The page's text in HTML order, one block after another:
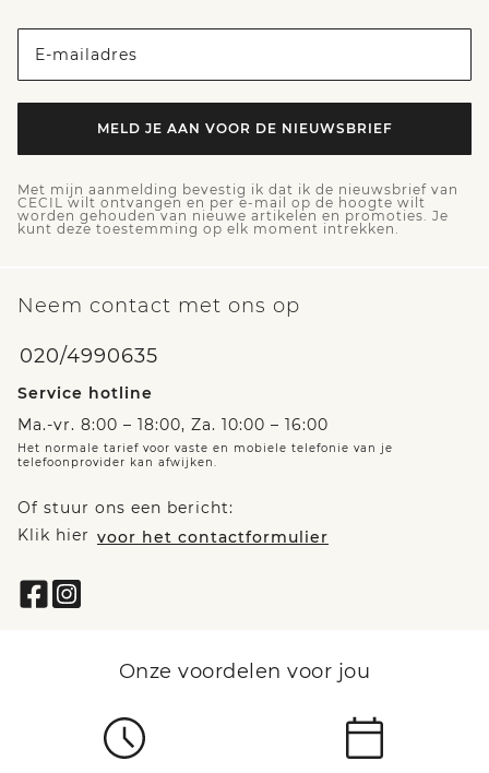
E-mailadres
MELD JE AAN VOOR DE NIEUWSBRIEF
Met mijn aanmelding bevestig ik dat ik de nieuwsbrief van
CECIL wilt ontvangen en per e-mail op de hoogte wilt
worden gehouden van nieuwe artikelen en promoties. Je
kunt deze toestemming op elk moment intrekken.
Neem contact met ons op
020/4990635
Service hotline
Ma.-vr. 8:00 – 18:00, Za. 10:00 – 16:00
Het normale tarief voor vaste en mobiele telefonie van je
telefoonprovider kan afwijken.
Of stuur ons een bericht:
Klik hier voor het contactformulier
Onze voordelen voor jou